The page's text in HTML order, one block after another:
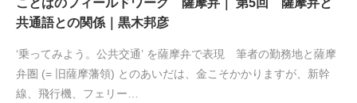
ことばのフィールドワーク 薩摩弁｜ 第5回 薩摩弁と
共通語との関係｜黒木邦彦
‘乗ってみよう。公共交通’ を薩摩弁で表現 筆者の勤務地と薩摩
弁圏 (= 旧薩摩藩領) とのあいだは、金こそかかりますが、新幹
線、飛行機、フェリー…